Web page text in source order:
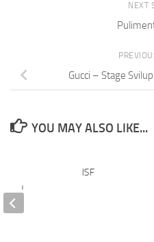
NEXT
Gucci – Stage
YOU MAY ALSO LIKE...
ISF